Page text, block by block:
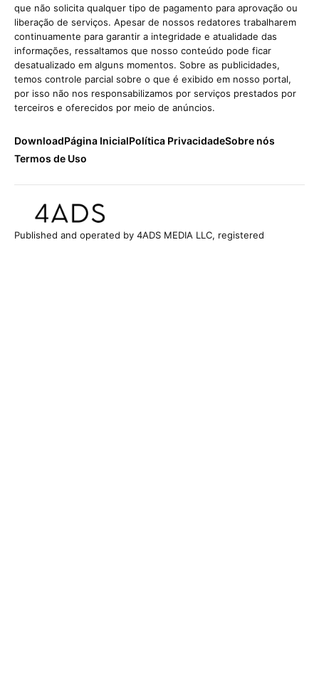
que não solicita qualquer tipo de pagamento para aprovação ou
liberação de serviços. Apesar de nossos redatores trabalharem
continuamente para garantir a integridade e atualidade das
informações, ressaltamos que nosso conteúdo pode ficar
desatualizado em alguns momentos. Sobre as publicidades,
temos controle parcial sobre o que é exibido em nosso portal,
por isso não nos responsabilizamos por serviços prestados por
terceiros e oferecidos por meio de anúncios.
DownloadPágina InicialPolítica PrivacidadeSobre nós
Termos de Uso
Published and operated by 4ADS MEDIA LLC, registered